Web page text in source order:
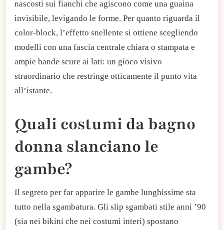
nascosti sui fianchi che agiscono come una guaina
invisibile, levigando le forme. Per quanto riguarda il
color-block, l’effetto snellente si ottiene scegliendo
modelli con una fascia centrale chiara o stampata e
ampie bande scure ai lati: un gioco visivo
straordinario che restringe otticamente il punto vita
all’istante.
Quali costumi da bagno
donna slanciano le
gambe?
​Il segreto per far apparire le gambe lunghissime sta
tutto nella sgambatura. Gli slip sgambati stile anni ’90
(sia nei bikini che nei costumi interi) spostano